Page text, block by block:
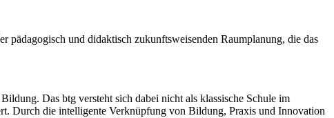
pädagogisch und didaktisch zukunftsweisenden Raumplanung, die das
Das btg versteht sich dabei nicht als klassische Schule im
Durch die intelligente Verknüpfung von Bildung, Praxis und Innovation